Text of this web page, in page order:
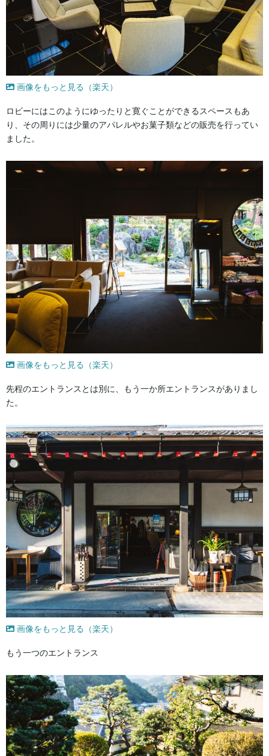
画像をもっと見る（楽天）
ロビーにはこのようにゆったりと寛ぐことができるスペースもあ
り、その周りには少量のアパレルやお菓子類などの販売を行ってい
ました。
画像をもっと見る（楽天）
先程のエントランスとは別に、もう一か所エントランスがありまし
た。
画像をもっと見る（楽天）
もう一つのエントランス